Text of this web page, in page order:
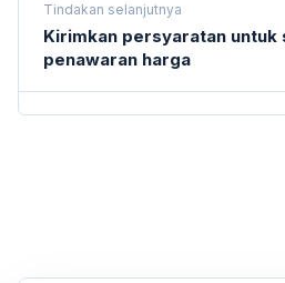
Tindakan selanjutnya
Kirimkan persyaratan untuk
penawaran harga